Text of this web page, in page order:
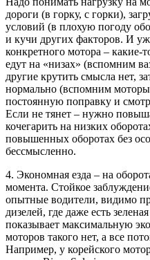
дороги (в горку, с горки),
условий (в плохую погоду
и кучи других факторов. И уж
конкретного мотора – какие-
едут на «низах» (вспомним
другие крутить смысла нет,
нормально (вспомним
постоянную поправку и
Если не тянет – нужно
кочегарить на низких
повышенных оборотах без
бессмысленно.
4. Экономная езда – на
момента. Стойкое
опытные водители, видимо
дизелей, где даже есть
показывает максимальную
моторов такого нет, а все
Например, у корейского